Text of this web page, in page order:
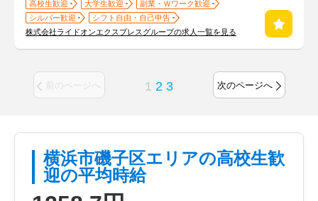
高校生歓迎 大学生歓迎
副業・Ｗワーク歓迎
シルバー歓迎
シフト自由・自己申告
株式会社ライドオンエクスプレスグループの求人一覧を見る
前のページへ 1 2 3 次のページへ
横浜市磯子区エリアの高校生歓
迎の平均時給